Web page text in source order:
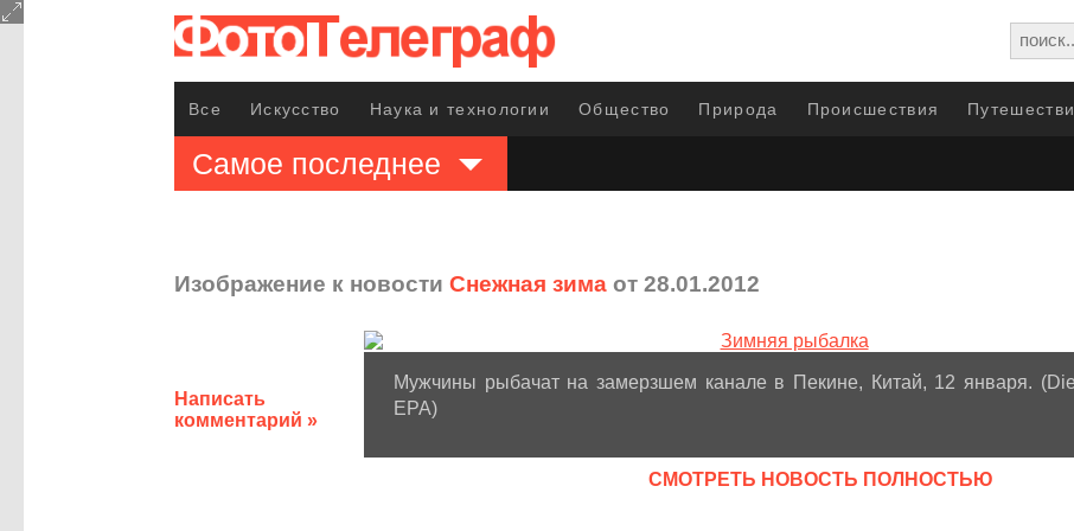
Все Искусство Наука и технологии Общество Природа Происшествия
Самое последнее
Изображение к новости Снежная зима от 28.01.2012
Написать
комментарий »
Мужчины рыбачат на замерзшем канале в Пекине, Китай, 12 января.
EPA)
CМОТРЕТЬ НОВОСТЬ ПОЛНОСТЬЮ